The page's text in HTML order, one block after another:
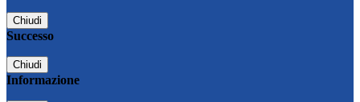
Chiudi
Successo
Chiudi
Informazione